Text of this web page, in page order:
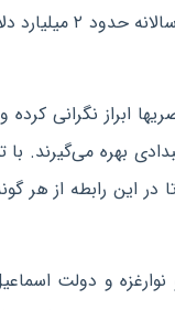
می‌باشد. این در حالی است كه
ابراز نگرانی كرده و
بهره می‌گیرند.
این رابطه از هر
و دولت